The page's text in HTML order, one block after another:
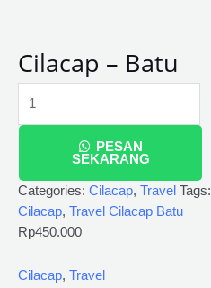
Cilacap – Batu
PESAN
SEKARANG
Categories: Cilacap, Travel Tags:
Cilacap, Travel Cilacap Batu
Rp450.000
Cilacap, Travel